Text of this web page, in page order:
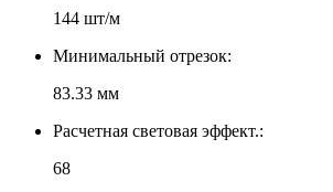
144 шт/м
Минимальный отрезок:
83.33 мм
Расчетная световая эффект.:
68